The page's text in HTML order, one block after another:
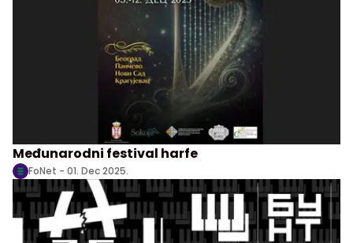
Međunarodni festival harfe
FoNet - 01. Dec 2025.